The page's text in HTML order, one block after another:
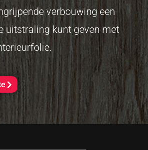
verbouwing een
uitstraling kunt geven met